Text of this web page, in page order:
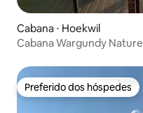
Cabana ⋅ Hoekwil
Cabana Wargundy Nature
Preferido dos hóspedes
Preferido dos hóspedes